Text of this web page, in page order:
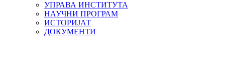
УПРАВА ИНСТИТУТА
НАУЧНИ ПРОГРАМ
ИСТОРИЈАТ
ДОКУМЕНТИ